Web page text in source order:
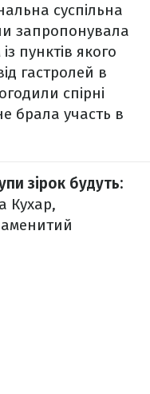
суспільна
запропонувала
пунктів якого
гастролей в
спірні
брала участь в
зірок будуть:
Кухар,